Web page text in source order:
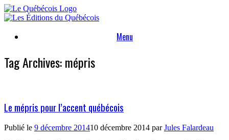
Skip
to
Menu
Tag Archives:mépris
Le mépris pour l’accent québécois
Publié le 9 décembre 201410 décembre 2014 parJules Falardeau